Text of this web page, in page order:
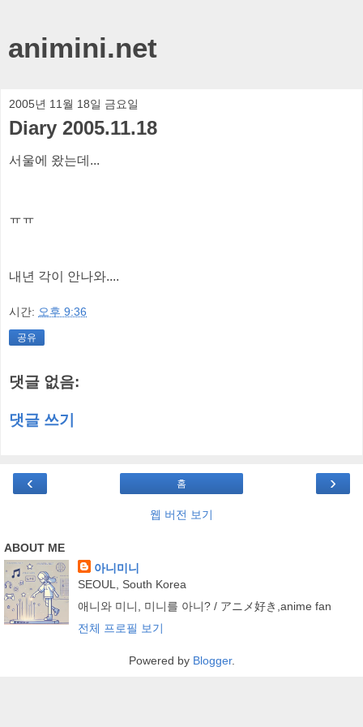
animini.net
2005년 11월 18일 금요일
Diary 2005.11.18
서울에 왔는데...
ㅠㅠ
내년 각이 안나와....
시간: 오후 9:36
공유
댓글 없음:
댓글 쓰기
‹ ›
홈
웹 버전 보기
ABOUT ME
아니미니
SEOUL, South Korea
애니와 미니, 미니를 아니? / アニメ好き,anime fan
전체 프로필 보기
Powered by Blogger.